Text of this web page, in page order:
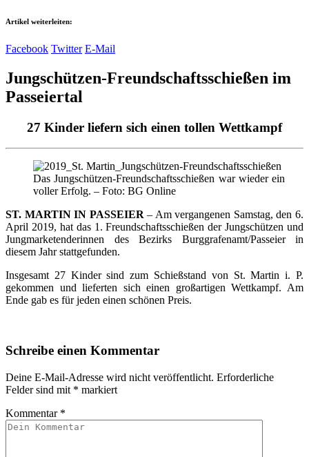
Artikel weiterleiten:
Facebook Twitter E-Mail
Jungschützen-Freundschaftsschießen im
Passeiertal
27 Kinder liefern sich einen tollen Wettkampf
Das Jungschützen-Freundschaftsschießen war wieder ein
voller Erfolg. – Foto: BG Online
ST. MARTIN IN PASSEIER – Am vergangenen Samstag, den 6.
April 2019, hat das 1. Freundschaftsschießen der Jungschützen und
Jungmarketenderinnen des Bezirks Burggrafenamt/Passeier in
diesem Jahr stattgefunden.
Insgesamt 27 Kinder sind zum Schießstand von St. Martin i. P.
gekommen und lieferten sich einen großartigen Wettkampf. Am
Ende gab es für jeden einen schönen Preis.
Schreibe einen Kommentar
Deine E-Mail-Adresse wird nicht veröffentlicht. Erforderliche
Felder sind mit * markiert
Kommentar *